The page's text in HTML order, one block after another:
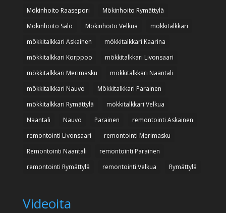
Mökinhoito Raasepori
Mökinhoito Rymättylä
Mökinhoito Salo
Mökinhoito Velkua
mökkitalkkari
mökkitalkkari Askainen
mökkitalkkari Kaarina
mökkitalkkari Korppoo
mökkitalkkari Livonsaari
mökkitalkkari Merimasku
mökkitalkkari Naantali
mökkitalkkari Nauvo
Mökkitalkkari Parainen
mökkitalkkari Rymättylä
mökkitalkkari Velkua
Naantali
Nauvo Parainen
remontointi Askainen
remontointi Livonsaari
remontointi Merimasku
Remontointi Naantali
remontointi Parainen
remontointi Rymättylä
remontointi Velkua Rymättylä
Videoita